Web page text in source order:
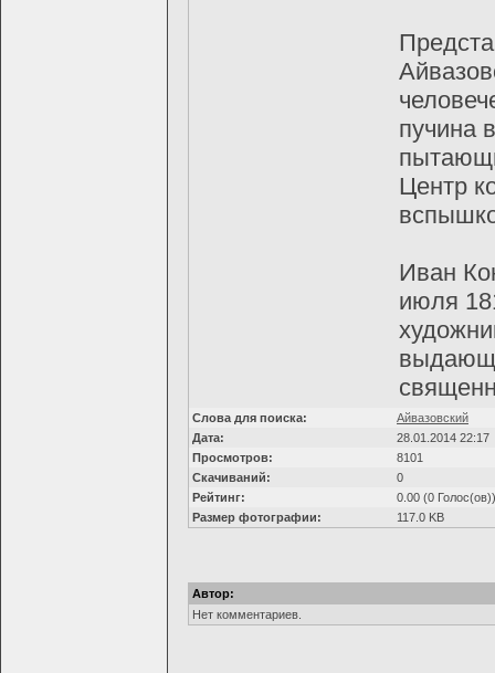
пучина
Центр
Иван
июля
Слова для поиска:
Айвазовский
Дата:
28.01.2014 22:17
Просмотров:
8101
Скачиваний:
0
Рейтинг:
0.00 (0 Голос(ов))
Размер фотографии:
117.0 KB
Автор:
Нет комментариев.